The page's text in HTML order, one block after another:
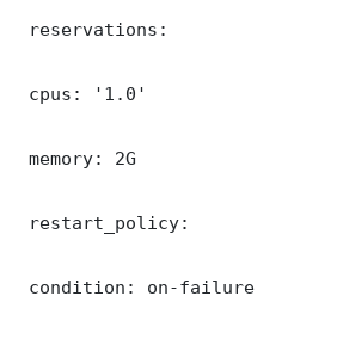
reservations:
cpus: '1.0'
memory: 2G
restart_policy:
condition: on-failure